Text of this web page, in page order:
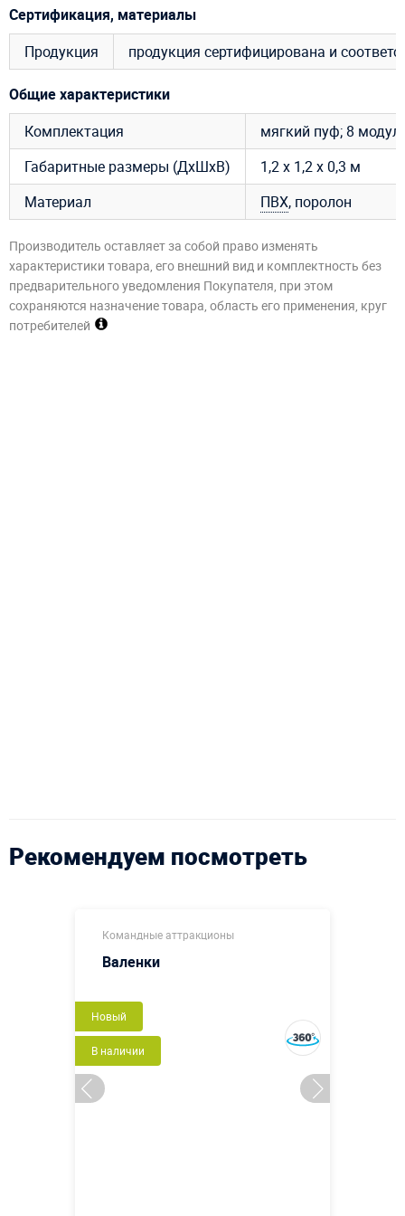
Сертификация, материалы
Продукция
продукция сертифицирована и
Общие характеристики
Комплектация
мягкий пуф; 8
Габаритные размеры (ДхШхВ)
1,2 х 1,2 х 0,3 м
Материал
ПВХ, поролон
Производитель оставляет за собой право изменять
характеристики товара, его внешний вид и комплектность без
предварительного уведомления Покупателя, при этом
сохраняются назначение товара, область его применения, круг
потребителей
Рекомендуем посмотреть
Командные аттракционы
Валенки
Новый
В наличии